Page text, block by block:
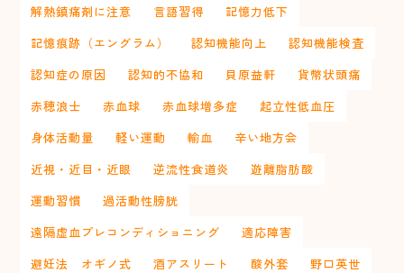
解熱鎮痛剤に注意
言語習得
記憶力低下
記憶痕跡（エングラム）
認知機能向上
認知機能検査
認知症の原因
認知的不協和 貝原益軒
貨幣状頭痛
赤穂浪士
赤血球 赤血球増多症
起立性低血圧
身体活動量
軽い運動 輸血
辛い地方会
近視・近目・近眼
逆流性食道炎
遊離脂肪酸
運動習慣
過活動性膀胱
遠隔虚血プレコンディショニング
適応障害
避妊法 オギノ式
酒アスリート 酸外套
野口英世